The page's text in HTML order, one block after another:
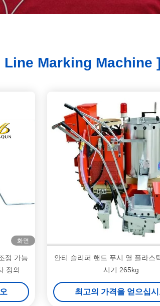
Marking Machine ]
화면
정 가능
정의
안티 슬리퍼 핸드 푸시 열 플라스
시기 265kg
최고의 가격을 얻으십